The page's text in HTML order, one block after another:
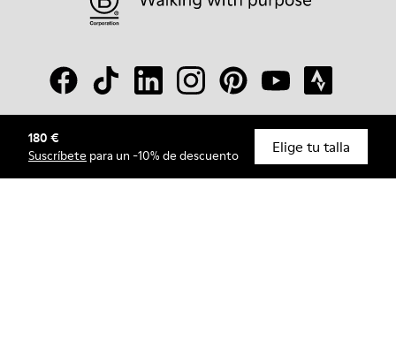
180 €
Suscríbete para un -10% de descuento Elige tu talla
© Camper, 2026